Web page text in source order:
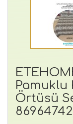
Pamuklu
Örtüsü